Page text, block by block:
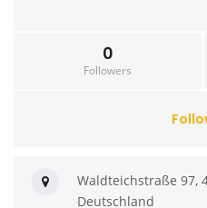
0
Followers
Waldteichstraße 97,
Deutschland